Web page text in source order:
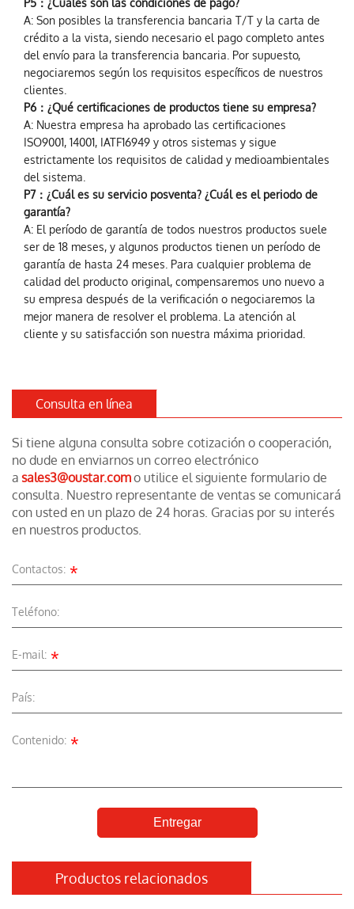
P5：¿Cuáles son las condiciones de pago?
A: Son posibles la transferencia bancaria T/T y la carta de
crédito a la vista, siendo necesario el pago completo antes
del envío para la transferencia bancaria. Por supuesto,
negociaremos según los requisitos específicos de nuestros
clientes.
P6：¿Qué certificaciones de productos tiene su empresa?
A: Nuestra empresa ha aprobado las certificaciones
ISO9001, 14001, IATF16949 y otros sistemas y sigue
estrictamente los requisitos de calidad y medioambientales
del sistema.
P7：¿Cuál es su servicio posventa? ¿Cuál es el periodo de
garantía?
A: El período de garantía de todos nuestros productos suele
ser de 18 meses, y algunos productos tienen un período de
garantía de hasta 24 meses. Para cualquier problema de
calidad del producto original, compensaremos uno nuevo a
su empresa después de la verificación o negociaremos la
mejor manera de resolver el problema. La atención al
cliente y su satisfacción son nuestra máxima prioridad.
Consulta en línea
Si tiene alguna consulta sobre cotización o cooperación,
no dude en enviarnos un correo electrónico
a sales3@oustar.como utilice el siguiente formulario de
consulta. Nuestro representante de ventas se comunicará
con usted en un plazo de 24 horas. Gracias por su interés
en nuestros productos.
Contactos: *
Teléfono:
E-mail: *
País:
Contenido: *
Entregar
Productos relacionados